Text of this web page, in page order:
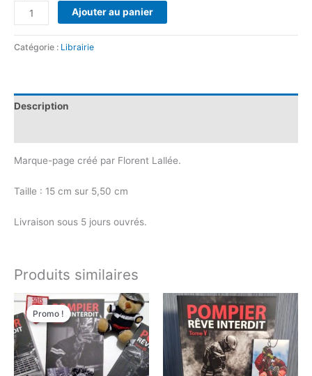
quantité
de
Marque-
page
interdit"
Ajouter au panier
Catégorie : Librairie
Description
Marque-page créé par Florent Lallée.
Taille : 15 cm sur 5,50 cm
Livraison sous 5 jours ouvrés.
Produits similaires
Promo !
Promo !